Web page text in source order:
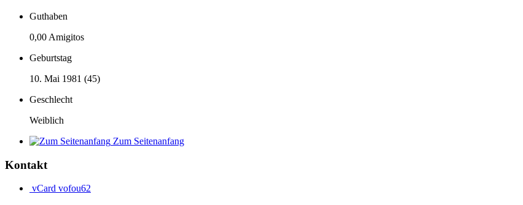
Guthaben
0,00 Amigitos
Geburtstag
10. Mai 1981 (45)
Geschlecht
Weiblich
Zum Seitenanfang
Kontakt
vCard vofou62